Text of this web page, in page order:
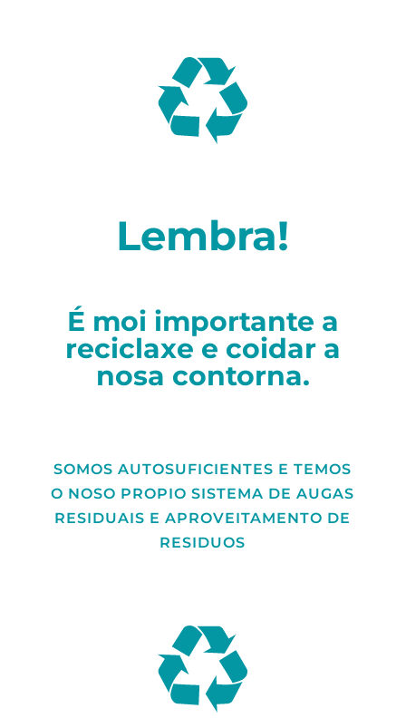
Lembra!
É moi importante a
reciclaxe e coidar a
nosa contorna.
SOMOS AUTOSUFICIENTES E TEMOS
O NOSO PROPIO SISTEMA DE AUGAS
RESIDUAIS E APROVEITAMENTO DE
RESIDUOS